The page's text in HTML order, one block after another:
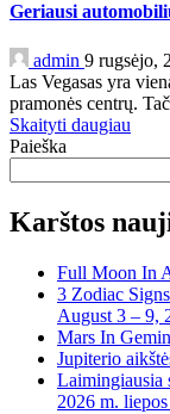
Geriausi
admin 9 rugsėjo,
Las Vegasas yra
pramonės centrų.
Skaityti daugiau
Paieška
Karštos
Full Moon In
3 Zodiac
August 3 – 9,
Mars In
Jupiterio
Laimingiausia
2026 m.